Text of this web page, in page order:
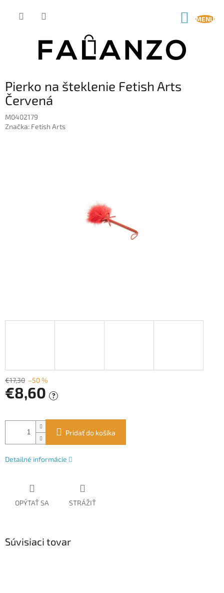
Pierko na šteklenie Fetish Arts
Červená
M0402179
Značka: Fetish Arts
€17,30 –50 %
€8,60 ?
cena:
Pridať do košíka
Detailné informácie
OPÝTAŤ SA STRÁŽIŤ
Súvisiaci tovar